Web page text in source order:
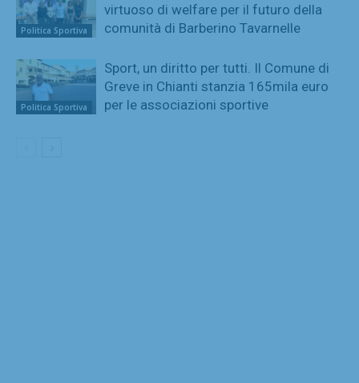
Politica Sportiva
virtuoso di welfare per il futuro della
comunità di Barberino Tavarnelle
Politica Sportiva
Sport, un diritto per tutti. Il Comune di
Greve in Chianti stanzia 165mila euro
per le associazioni sportive